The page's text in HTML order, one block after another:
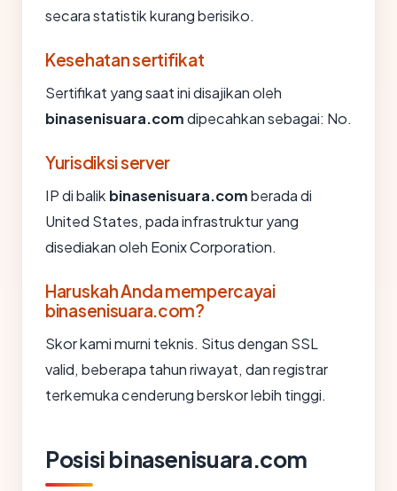
secara statistik kurang berisiko.
Kesehatan sertifikat
Sertifikat yang saat ini disajikan oleh
binasenisuara.comdipecahkan sebagai: No.
Yurisdiksi server
IP di balik binasenisuara.comberada di
United States, pada infrastruktur yang
disediakan oleh Eonix Corporation.
Haruskah Anda mempercayai
binasenisuara.com?
Skor kami murni teknis. Situs dengan SSL
valid, beberapa tahun riwayat, dan registrar
terkemuka cenderung berskor lebih tinggi.
Posisi binasenisuara.com